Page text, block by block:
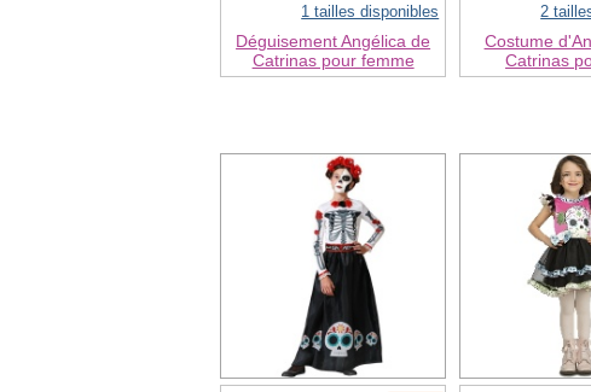
1 tailles disponibles
Déguisement Angélica de
Catrinas pour femme
2
Costume
Catrinas